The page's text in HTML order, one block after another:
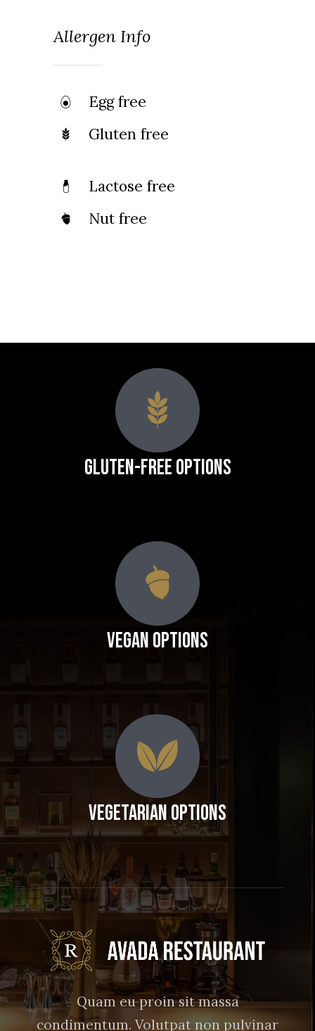
Allergen Info
Egg free
Gluten free
Lactose free
Nut free
Gluten-Free Options
Vegan Options
Vegetarian Options
Quam eu proin sit massa
condimentum. Volutpat non pulvinar